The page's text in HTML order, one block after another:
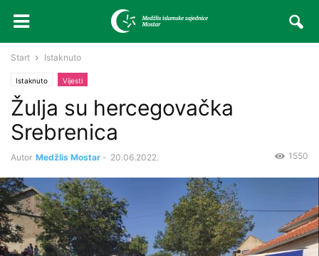
Start Istaknuto
Istaknuto Vijesti
Žulja su hercegovačka
Srebrenica
Autor Medžlis Mostar - 20.06.2022. 1550